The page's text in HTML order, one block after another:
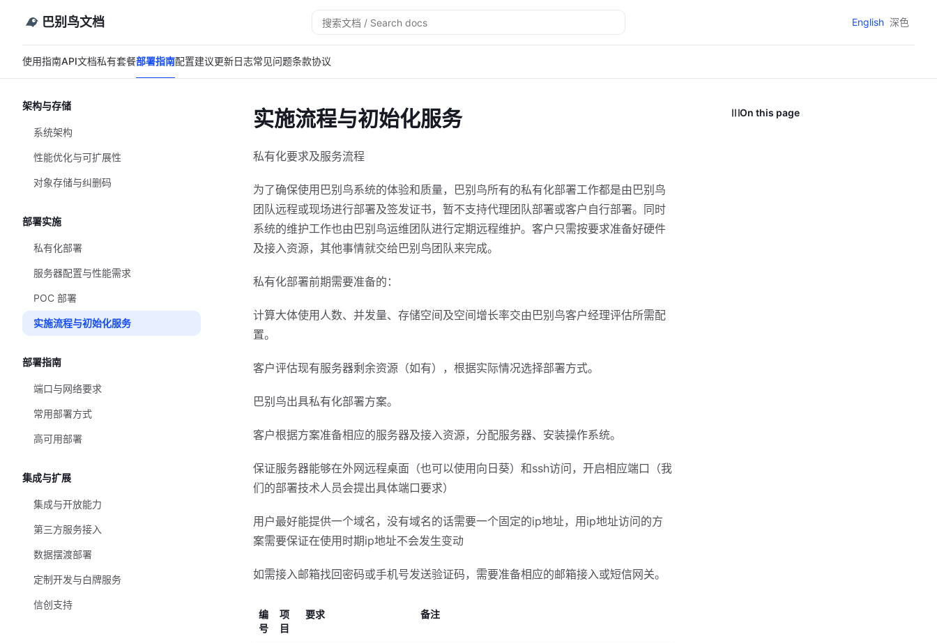
巴别鸟文档
搜
索
English 深色
使用指南API文档私有套餐部署指南配置建议更新日志常见问题条款协议
架构与存储
系统架构
性能优化与可扩展性
对象存储与纠删码
部署实施
私有化部署
服务器配置与性能需求
POC 部署
实施流程与初始化服务
部署指南
端口与网络要求
常用部署方式
高可用部署
集成与扩展
集成与开放能力
第三方服务接入
数据摆渡部署
定制开发与白牌服务
信创支持
实施流程与初始化服务
私有化要求及服务流程
为了确保使用巴别鸟系统的体验和质量，巴别鸟所有的私有化部署工作都是由巴别鸟
团队远程或现场进行部署及签发证书，暂不支持代理团队部署或客户自行部署。同时
系统的维护工作也由巴别鸟运维团队进行定期远程维护。客户只需按要求准备好硬件
及接入资源，其他事情就交给巴别鸟团队来完成。
私有化部署前期需要准备的：
计算大体使用人数、并发量、存储空间及空间增长率交由巴别鸟客户经理评估所需配
置。
客户评估现有服务器剩余资源（如有），根据实际情况选择部署方式。
巴别鸟出具私有化部署方案。
客户根据方案准备相应的服务器及接入资源，分配服务器、安装操作系统。
保证服务器能够在外网远程桌面（也可以使用向日葵）和ssh访问，开启相应端口（我
们的部署技术人员会提出具体端口要求）
用户最好能提供一个域名，没有域名的话需要一个固定的ip地址，用ip地址访问的方
案需要保证在使用时期ip地址不会发生变动
如需接入邮箱找回密码或手机号发送验证码，需要准备相应的邮箱接入或短信网关。
编
号
项
目
要求 备注
On this page